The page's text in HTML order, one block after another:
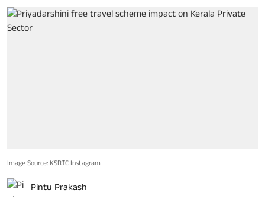
Image Source: KSRTC Instagram
Pintu Prakash